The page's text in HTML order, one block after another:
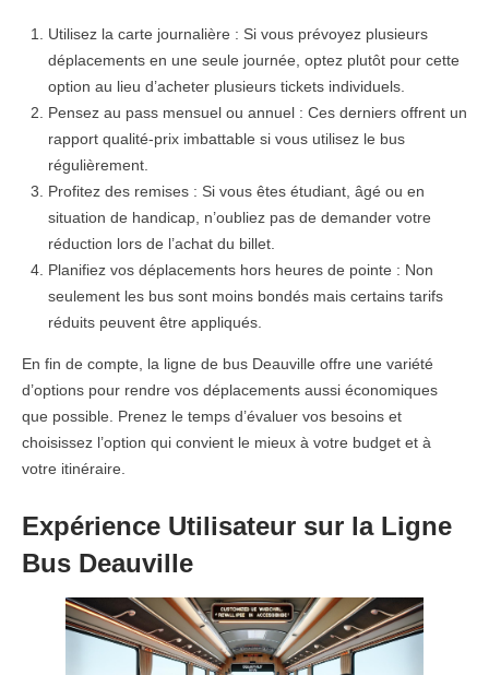
Utilisez la carte journalière : Si vous prévoyez plusieurs
déplacements en une seule journée, optez plutôt pour cette
option au lieu d’acheter plusieurs tickets individuels.
Pensez au pass mensuel ou annuel : Ces derniers offrent un
rapport qualité-prix imbattable si vous utilisez le bus
régulièrement.
Profitez des remises : Si vous êtes étudiant, âgé ou en
situation de handicap, n’oubliez pas de demander votre
réduction lors de l’achat du billet.
Planifiez vos déplacements hors heures de pointe : Non
seulement les bus sont moins bondés mais certains tarifs
réduits peuvent être appliqués.
En fin de compte, la ligne de bus Deauville offre une variété
d’options pour rendre vos déplacements aussi économiques
que possible. Prenez le temps d’évaluer vos besoins et
choisissez l’option qui convient le mieux à votre budget et à
votre itinéraire.
Expérience Utilisateur sur la Ligne
Bus Deauville